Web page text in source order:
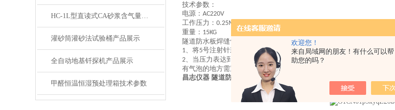
欢迎您！
来自局域网的朋友！有什么可以帮
助您的吗？
HC-1L型直读式CA砂浆含气量测定仪展示
灌砂筒灌砂法试验桶产品展示
全自动地基钎探机产品展示
甲醛恒温恒湿预处理箱技术参数
技术参数：
电源： AC220V
工作压力： 0.25Mpa
自动恒压（出厂时已设定好，用户无需调整）
重量： 15KG
隧道防水板焊缝气密性试验仪使用方法：
1、将5号注射针刺入要检测的焊缝内，接通电源，打开开关，机器开始
2、当压力表达到 0.25Mpa时自动停止充气，保持
有气泡的地方需重新补焊。
昌志仪器 隧道防水板气密性检测仪 电动